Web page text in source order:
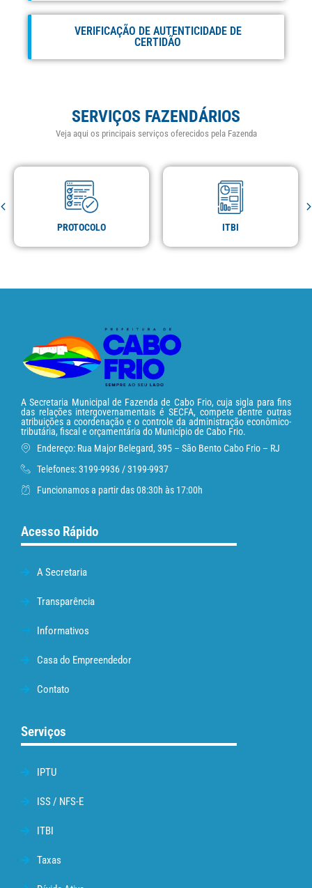
VERIFICAÇÃO DE AUTENTICIDADE DE
CERTIDÃO
SERVIÇOS FAZENDÁRIOS
Veja aqui os principais serviços oferecidos pela Fazenda
PROTOCOLO ITBI
A Secretaria Municipal de Fazenda de Cabo Frio, cuja sigla para fins
das relações intergovernamentais é SECFA, compete dentre outras
atribuições a coordenação e o controle da administração econômico-
tributária, fiscal e orçamentária do Município de Cabo Frio.
Endereço: Rua Major Belegard, 395 – São Bento Cabo Frio – RJ
Telefones: 3199-9936 / 3199-9937
Funcionamos a partir das 08:30h às 17:00h
Acesso Rápido
A Secretaria
Transparência
Informativos
Casa do Empreendedor
Contato
Serviços
IPTU
ISS / NFS-E
ITBI
Taxas